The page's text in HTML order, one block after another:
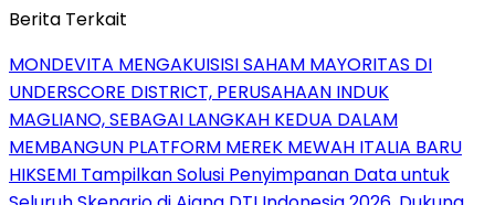
Berita Terkait
MONDEVITA MENGAKUISISI SAHAM MAYORITAS DI
UNDERSCORE DISTRICT, PERUSAHAAN INDUK
MAGLIANO, SEBAGAI LANGKAH KEDUA DALAM
MEMBANGUN PLATFORM MEREK MEWAH ITALIA BARU
HIKSEMI Tampilkan Solusi Penyimpanan Data untuk